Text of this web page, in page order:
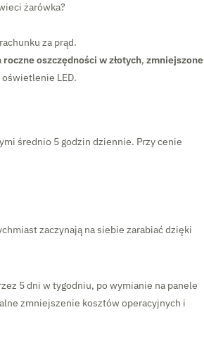
żarówka?
za prąd.
roczne oszczędności w złotych, zmniejszone
LED.
średnio 5 godzin dziennie. Przy cenie
zaczynają na siebie zarabiać dzięki
5 dni w tygodniu, po wymianie na panele
zmniejszenie kosztów operacyjnych i